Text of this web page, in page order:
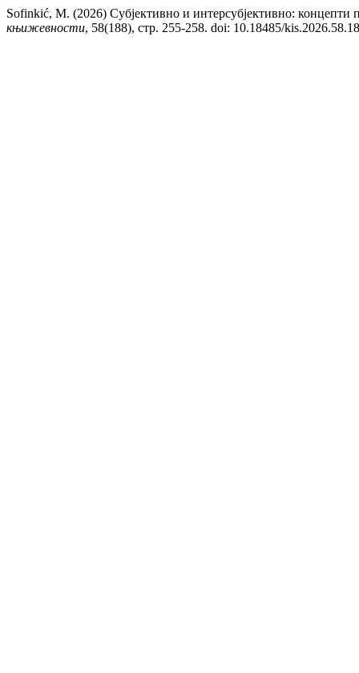
Sofinkić, M. (2026) Субјективно и интерсубјективно:
књижевности, 58(188), стр. 255-258. doi: 10.18485/